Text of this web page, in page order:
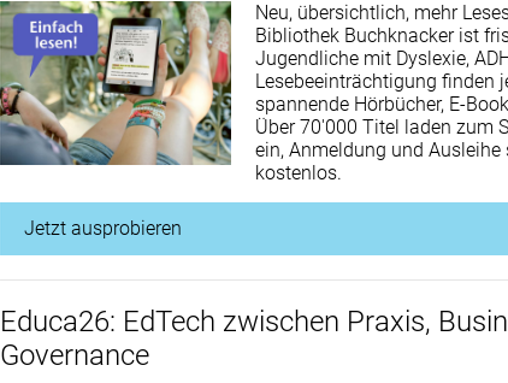
Neu, übersichtlich, mehr
Bibliothek Buchknacker ist
Jugendliche mit Dyslexie,
Lesebeeinträchtigung finden
spannende Hörbücher, E-
Über 70'000 Titel laden zum
ein, Anmeldung und
kostenlos.
Jetzt ausprobieren
Educa26: EdTech zwischen Praxis,
Governance